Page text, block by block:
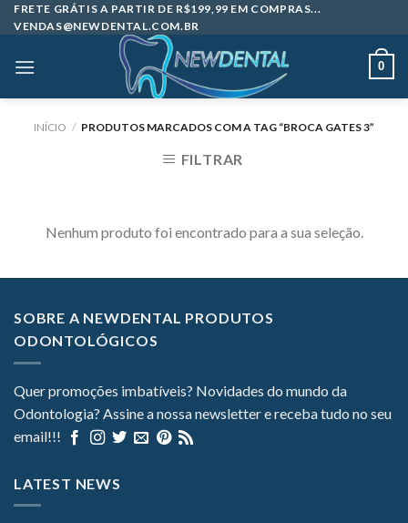
Skip
to
FRETE GRÁTIS A PARTIR DE R$199,99 EM COMPRAS...
VENDAS@NEWDENTAL.COM.BR
0
INÍCIO / PRODUTOS MARCADOS COM A TAG “BROCA GATES 3”
FILTRAR
Nenhum produto foi encontrado para a sua seleção.
SOBRE A NEWDENTAL PRODUTOS
ODONTOLÓGICOS
Quer promoções imbatíveis? Novidades do mundo da
Odontologia? Assine a nossa newsletter e receba tudo no seu
email!!!
LATEST NEWS